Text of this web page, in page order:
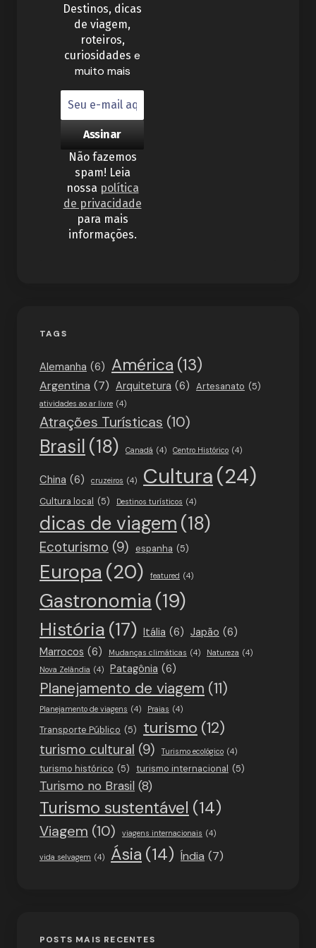
a próxima vez que eu comentar.
Enviar Comentário
Destinos, dicas
de viagem,
roteiros,
curiosidades e
muito mais
Não fazemos
spam! Leia
nossa política
de privacidade
para mais
informações.
TAGS
Alemanha (6) América (13)
Argentina (7) Arquitetura (6) Artesanato (5)
atividades ao ar livre (4)
Atrações Turísticas (10)
Brasil (18) Canadá (4) Centro Histórico (4)
China (6) cruzeiros (4) Cultura(24)
Cultura local (5) Destinos turísticos (4)
dicas de viagem (18)
Ecoturismo (9) espanha (5)
Europa (20) featured (4)
Gastronomia (19)
História (17) Itália (6) Japão (6)
Marrocos (6) Mudanças climáticas (4) Natureza (4)
Nova Zelândia (4) Patagônia (6)
Planejamento de viagem (11)
Planejamento de viagens (4) Praias (4)
Transporte Público (5) turismo (12)
turismo cultural (9) Turismo ecológico (4)
turismo histórico (5) turismo internacional (5)
Turismo no Brasil (8)
Turismo sustentável (14)
Viagem (10) viagens internacionais (4)
vida selvagem (4) Ásia (14) Índia (7)
POSTS MAIS RECENTES